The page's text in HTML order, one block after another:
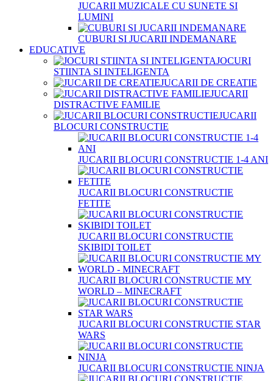
JUCARII MUZICALE CU SUNETE SI
LUMINI
CUBURI SI JUCARII INDEMANARE
EDUCATIVE
JOCURI
STIINTA SI INTELIGENTA
JUCARII DE CREATIE
JUCARII
DISTRACTIVE FAMILIE
JUCARII
BLOCURI CONSTRUCTIE
JUCARII BLOCURI CONSTRUCTIE 1-4 ANI
JUCARII BLOCURI CONSTRUCTIE
FETITE
JUCARII BLOCURI CONSTRUCTIE
SKIBIDI TOILET
JUCARII BLOCURI CONSTRUCTIE MY
WORLD – MINECRAFT
JUCARII BLOCURI CONSTRUCTIE STAR
WARS
JUCARII BLOCURI CONSTRUCTIE NINJA